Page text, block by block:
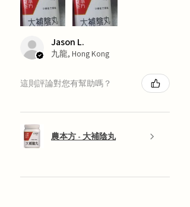
Jason L.
九龍, Hong Kong
這則評論對您有幫助嗎？
農本方 - 大補陰丸